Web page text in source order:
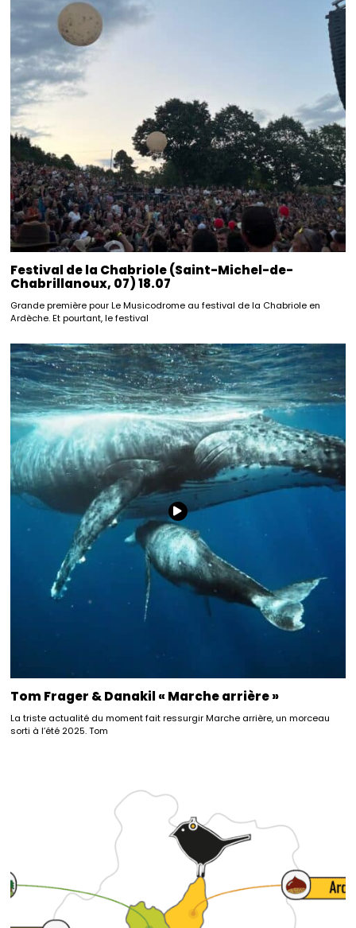
Festival de la Chabriole (Saint-Michel-de-
Chabrillanoux, 07) 18.07
Grande première pour Le Musicodrome au festival de la Chabriole en
Ardèche. Et pourtant, le festival
Tom Frager & Danakil « Marche arrière »
La triste actualité du moment fait ressurgir Marche arrière, un morceau
sorti à l’été 2025. Tom